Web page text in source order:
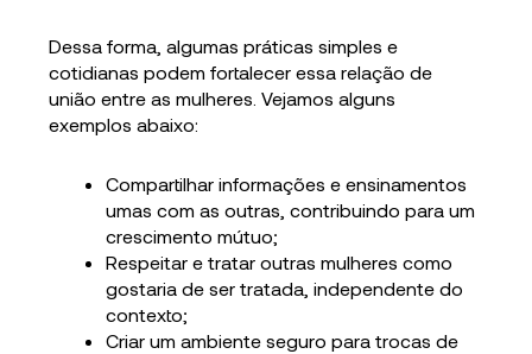
Dessa forma, algumas práticas simples e
cotidianas podem fortalecer essa relação de
união entre as mulheres. Vejamos alguns
exemplos abaixo:
Compartilhar informações e ensinamentos
umas com as outras, contribuindo para um
crescimento mútuo;
Respeitar e tratar outras mulheres como
gostaria de ser tratada, independente do
contexto;
Criar um ambiente seguro para trocas de